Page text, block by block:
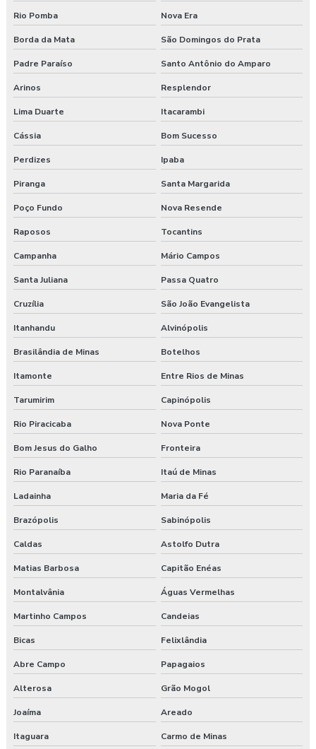
Rio Pomba Nova Era
Borda da Mata São Domingos do Prata
Padre Paraíso Santo Antônio do Amparo
Arinos Resplendor
Lima Duarte Itacarambi
Cássia Bom Sucesso
Perdizes Ipaba
Piranga Santa Margarida
Poço Fundo Nova Resende
Raposos Tocantins
Campanha Mário Campos
Santa Juliana Passa Quatro
Cruzília São João Evangelista
Itanhandu Alvinópolis
Brasilândia de Minas Botelhos
Itamonte Entre Rios de Minas
Tarumirim Capinópolis
Rio Piracicaba Nova Ponte
Bom Jesus do Galho Fronteira
Rio Paranaíba Itaú de Minas
Ladainha Maria da Fé
Brazópolis Sabinópolis
Caldas Astolfo Dutra
Matias Barbosa Capitão Enéas
Montalvânia Águas Vermelhas
Martinho Campos Candeias
Bicas Felixlândia
Abre Campo Papagaios
Alterosa Grão Mogol
Joaíma Areado
Itaguara Carmo de Minas